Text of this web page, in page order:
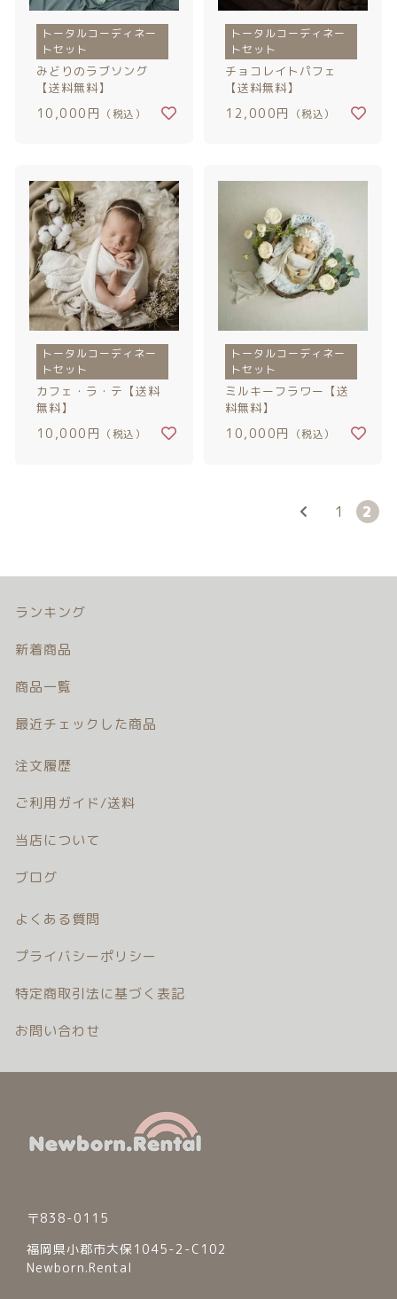
トータルコーディネー
トセット
みどりのラブソング
【送料無料】
10,000円 （税込）
トータルコーディネー
トセット
チョコレイトパフェ
【送料無料】
12,000円 （税込）
トータルコーディネー
トセット
カフェ・ラ・テ【送料
無料】
10,000円 （税込）
トータルコーディネー
トセット
ミルキーフラワー【送
料無料】
10,000円 （税込）
1 2
ランキング
新着商品
商品一覧
最近チェックした商品
注文履歴
ご利用ガイド/送料
当店について
ブログ
よくある質問
プライバシーポリシー
特定商取引法に基づく表記
お問い合わせ
〒838-0115
福岡県小郡市大保1045-2-C102
Newborn.Rental
商品一覧
最近チェックした商品
当店について
ブログ
よくある質問
プライバシーポリシー
特定商取引法に基づく表記